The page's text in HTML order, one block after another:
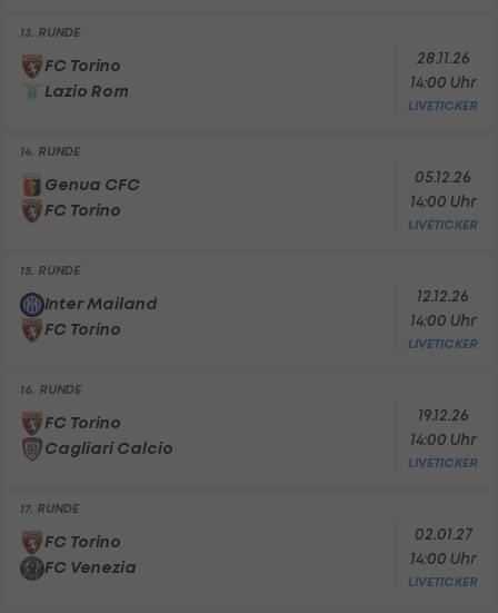
13. RUNDE
FC Torino
Lazio Rom
28.11.26
14:00 Uhr
LIVETICKER
14. RUNDE
Genua CFC
FC Torino
05.12.26
14:00 Uhr
LIVETICKER
15. RUNDE
Inter Mailand
FC Torino
12.12.26
14:00 Uhr
LIVETICKER
16. RUNDE
FC Torino
Cagliari Calcio
19.12.26
14:00 Uhr
LIVETICKER
17. RUNDE
FC Torino
FC Venezia
02.01.27
14:00 Uhr
LIVETICKER